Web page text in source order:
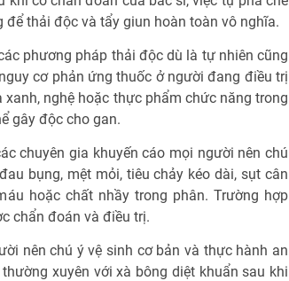
để thải độc và tẩy giun hoàn toàn vô nghĩa.
phương pháp thải độc dù là tự nhiên cũng
cơ phản ứng thuốc ở người đang điều trị
xanh, nghệ hoặc thực phẩm chức năng trong
gây độc cho gan.
chuyên gia khuyến cáo mọi người nên chú
bụng, mệt mỏi, tiêu chảy kéo dài, sụt cân
hoặc chất nhầy trong phân. Trường hợp
chẩn đoán và điều trị.
nên chú ý vệ sinh cơ bản và thực hành an
xuyên với xà bông diệt khuẩn sau khi